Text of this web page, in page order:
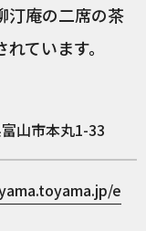
汀庵の二席の茶
ています。
山市本丸1-33
e